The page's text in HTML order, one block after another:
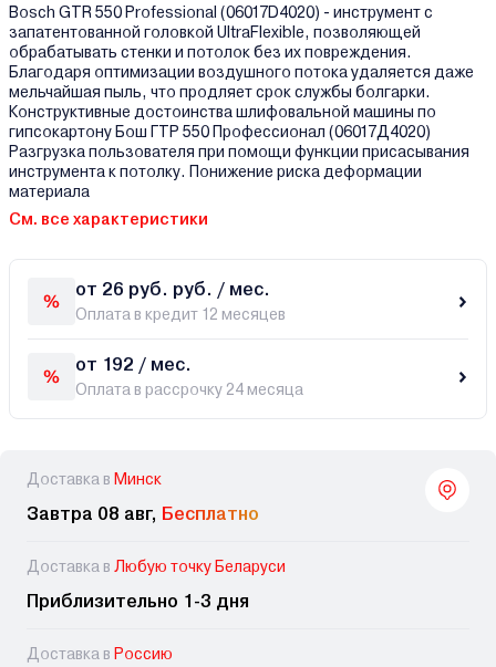
Bosch GTR 550 Professional (06017D4020) - инструмент с
запатентованной головкой UltraFlexible, позволяющей
обрабатывать стенки и потолок без их повреждения.
Благодаря оптимизации воздушного потока удаляется даже
мельчайшая пыль, что продляет срок службы болгарки.
Конструктивные достоинства шлифовальной машины по
гипсокартону Бош ГТР 550 Профессионал (06017Д4020)
Разгрузка пользователя при помощи функции присасывания
инструмента к потолку. Понижение риска деформации
материала
См. все характеристики
от 26 руб. руб. / мес.
Оплата в кредит 12 месяцев
от 192 / мес.
Оплата в рассрочку 24 месяца
Доставка в Минск
Завтра 08 авг, Бесплатно
Доставка в Любую точку Беларуси
Приблизительно 1-3 дня
Доставка в Россию